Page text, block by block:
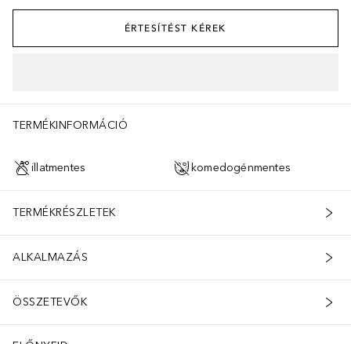
ÉRTESÍTÉST KÉREK
TERMÉKINFORMÁCIÓ
illatmentes komedogénmentes
TERMÉKRÉSZLETEK
ALKALMAZÁS
ÖSSZETEVŐK